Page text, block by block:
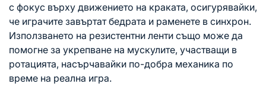
с фокус върху движението на краката, осигурявайки,
че играчите завъртат бедрата и раменете в синхрон.
Използването на резистентни ленти също може да
помогне за укрепване на мускулите, участващи в
ротацията, насърчавайки по-добра механика по
време на реална игра.